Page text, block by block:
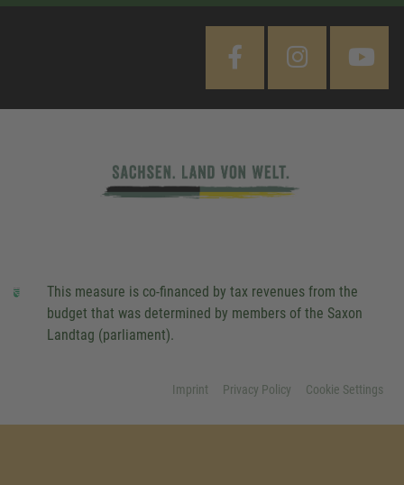
This measure is co-financed by tax revenues from the
budget that was determined by members of the Saxon
Landtag (parliament).
Imprint Privacy Policy Cookie Settings